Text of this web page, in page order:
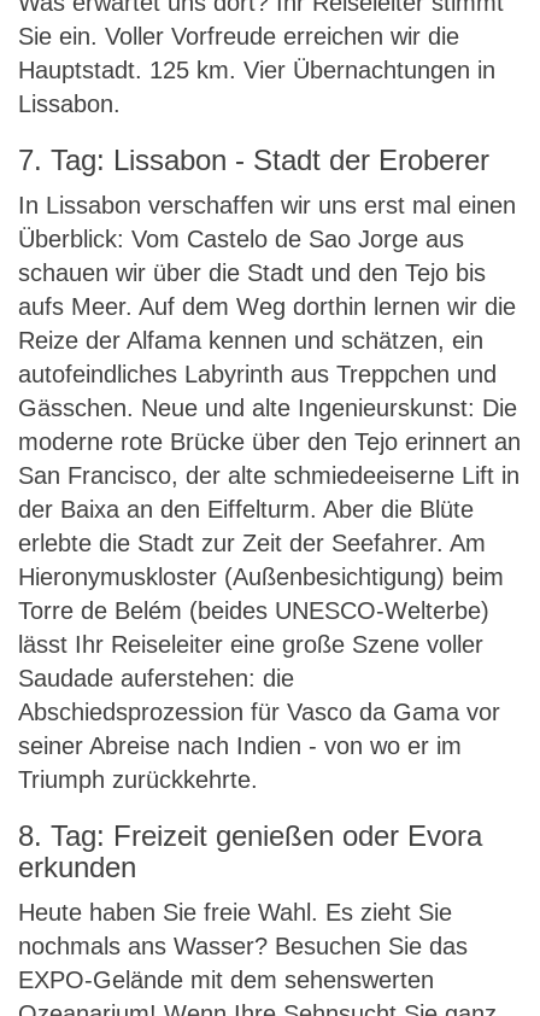
Sie ein. Voller Vorfreude erreichen wir die
Hauptstadt. 125 km. Vier Übernachtungen in
Lissabon.
7. Tag: Lissabon - Stadt der Eroberer
In Lissabon verschaffen wir uns erst mal einen
Überblick: Vom Castelo de Sao Jorge aus
schauen wir über die Stadt und den Tejo bis
aufs Meer. Auf dem Weg dorthin lernen wir die
Reize der Alfama kennen und schätzen, ein
autofeindliches Labyrinth aus Treppchen und
Gässchen. Neue und alte Ingenieurskunst: Die
moderne rote Brücke über den Tejo erinnert an
San Francisco, der alte schmiedeeiserne Lift in
der Baixa an den Eiffelturm. Aber die Blüte
erlebte die Stadt zur Zeit der Seefahrer. Am
Hieronymuskloster (Außenbesichtigung) beim
Torre de Belém (beides UNESCO-Welterbe)
lässt Ihr Reiseleiter eine große Szene voller
Saudade auferstehen: die
Abschiedsprozession für Vasco da Gama vor
seiner Abreise nach Indien - von wo er im
Triumph zurückkehrte.
8. Tag: Freizeit genießen oder Evora
erkunden
Heute haben Sie freie Wahl. Es zieht Sie
nochmals ans Wasser? Besuchen Sie das
EXPO-Gelände mit dem sehenswerten